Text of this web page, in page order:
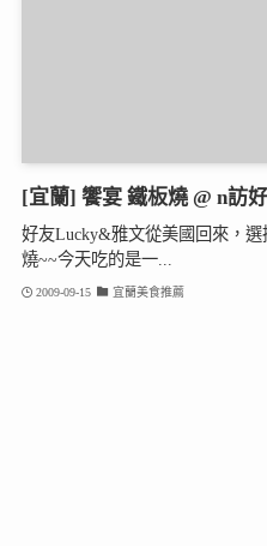
[宜蘭] 饗宴 鐵板燒 @ n訪
好友Lucky&雅文從美國回來，
燒~~今天吃的是一...
2009-09-15 宜蘭美食推薦